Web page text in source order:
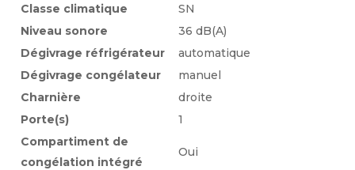
>> Mode d’emploi et instructions de montage
>> Energylabel_PDF
>> Energylabel_PNG
>> Données EU-PI
>> Modes d’emploi / Documentation de
planification
Classe climatique
SN
Niveau sonore
36 dB(A)
Dégivrage réfrigérateur
automatique
Dégivrage congélateur
manuel
Charnière
droite
Porte(s)
1
Compartiment de
congélation intégré
Oui